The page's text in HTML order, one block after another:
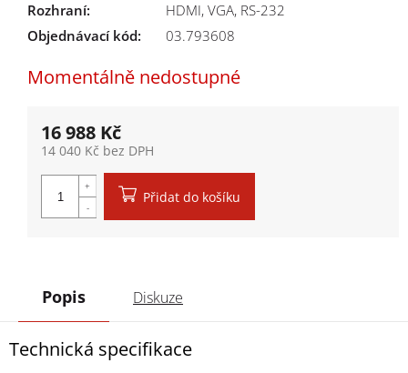
Momentálně nedostupné
Rozhraní:
HDMI, VGA, RS-232
Objednávací kód:
03.793608
16 988 Kč
14 040 Kč bez DPH
Přidat do košíku
Popis Diskuze
Technická specifikace